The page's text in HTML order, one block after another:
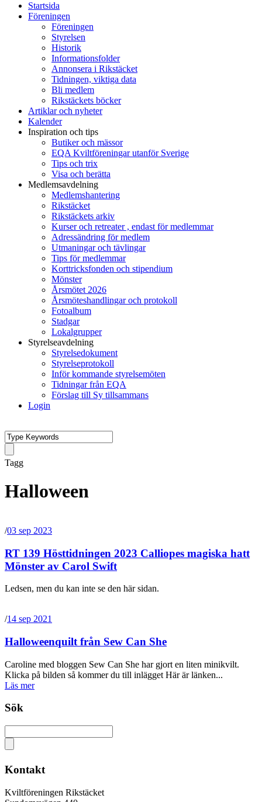
Startsida
Föreningen
Föreningen
Styrelsen
Historik
Informationsfolder
Annonsera i Rikstäcket
Tidningen, viktiga data
Bli medlem
Rikstäckets böcker
Artiklar och nyheter
Kalender
Inspiration och tips
Butiker och mässor
EQA Kviltföreningar utanför Sverige
Tips och trix
Visa och berätta
Medlemsavdelning
Medlemshantering
Rikstäcket
Rikstäckets arkiv
Kurser och retreater , endast för medlemmar
Adressändring för medlem
Utmaningar och tävlingar
Tips för medlemmar
Korttricksfonden och stipendium
Mönster
Årsmötet 2026
Årsmöteshandlingar och protokoll
Fotoalbum
Stadgar
Lokalgrupper
Styrelseavdelning
Styrelsedokument
Styrelseprotokoll
Inför kommande styrelsemöten
Tidningar från EQA
Förslag till Sy tillsammans
Login
Tagg
Halloween
/03 sep 2023
RT 139 Hösttidningen 2023 Calliopes magiska hatt
Mönster av Carol Swift
Ledsen, men du kan inte se den här sidan.
/14 sep 2021
Halloweenquilt från Sew Can She
Caroline med bloggen Sew Can She har gjort en liten minikvilt.
Klicka på bilden så kommer du till inlägget Här är länken...
Läs mer
Sök
Kontakt
Kviltföreningen Rikstäcket